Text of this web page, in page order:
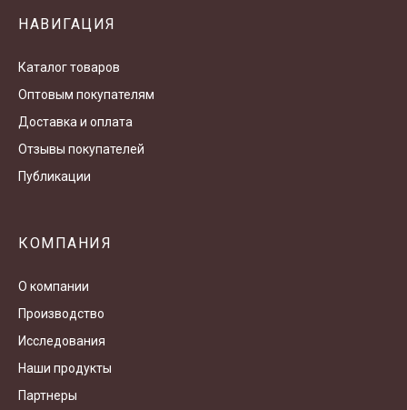
НАВИГАЦИЯ
Каталог товаров
Оптовым покупателям
Доставка и оплата
Отзывы покупателей
Публикации
КОМПАНИЯ
О компании
Производство
Исследования
Наши продукты
Партнеры